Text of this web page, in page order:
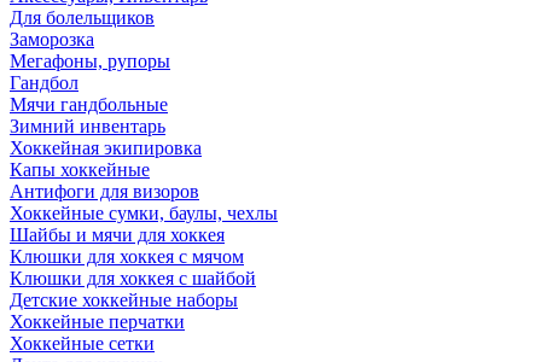
Для болельщиков
Заморозка
Мегафоны, рупоры
Гандбол
Мячи гандбольные
Зимний инвентарь
Хоккейная экипировка
Капы хоккейные
Антифоги для визоров
Хоккейные сумки, баулы, чехлы
Шайбы и мячи для хоккея
Клюшки для хоккея с мячом
Клюшки для хоккея с шайбой
Детские хоккейные наборы
Хоккейные перчатки
Хоккейные сетки